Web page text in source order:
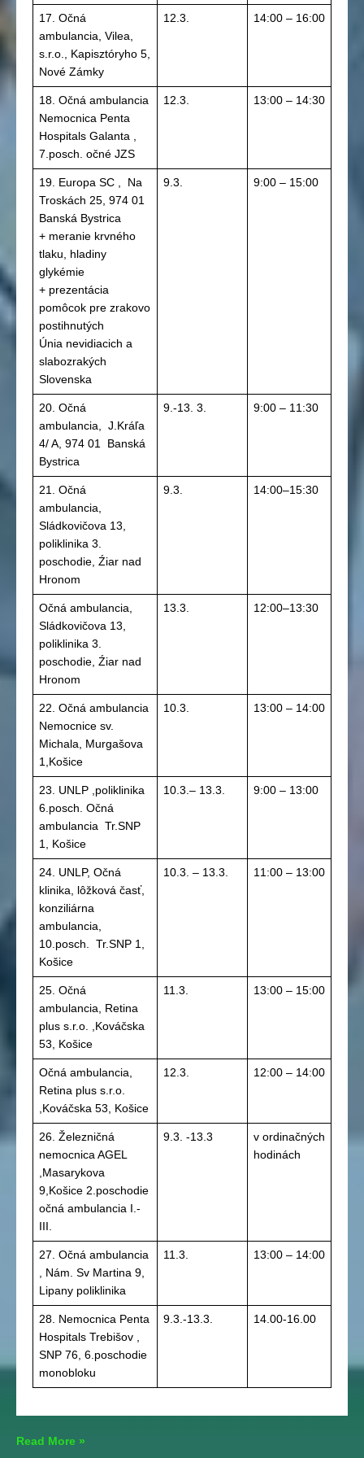
17. Očná
ambulancia, Vilea,
s.r.o., Kapisztóryho 5,
Nové Zámky
12.3. 14:00 – 16:00
18. Očná ambulancia
Nemocnica Penta
Hospitals Galanta ,
7.posch. očné JZS
12.3. 13:00 – 14:30
19. Europa SC , Na
Troskách 25, 974 01
Banská Bystrica
+ meranie krvného
tlaku, hladiny
glykémie
+ prezentácia
pomôcok pre zrakovo
postihnutých
Únia nevidiacich a
slabozrakých
Slovenska
9.3. 9:00 – 15:00
20. Očná
ambulancia, J.Kráľa
4/ A, 974 01 Banská
Bystrica
9.-13. 3. 9:00 – 11:30
21. Očná
ambulancia,
Sládkovičova 13,
poliklinika 3.
poschodie, Źiar nad
Hronom
9.3. 14:00–15:30
Očná ambulancia,
Sládkovičova 13,
poliklinika 3.
poschodie, Źiar nad
Hronom
13.3. 12:00–13:30
22. Očná ambulancia
Nemocnice sv.
Michala, Murgašova
1,Košice
10.3. 13:00 – 14:00
23. UNLP ,poliklinika
6.posch. Očná
ambulancia Tr.SNP
1, Košice
10.3.– 13.3. 9:00 – 13:00
24. UNLP, Očná
klinika, lôžková časť,
konziliárna
ambulancia,
10.posch. Tr.SNP 1,
Košice
10.3. – 13.3. 11:00 – 13:00
25. Očná
ambulancia, Retina
plus s.r.o. ,Kováčska
53, Košice
11.3. 13:00 – 15:00
Očná ambulancia,
Retina plus s.r.o.
,Kováčska 53, Košice
12.3. 12:00 – 14:00
26. Železničná
nemocnica AGEL
,Masarykova
9,Košice 2.poschodie
očná ambulancia I.-
III.
9.3. -13.3
v ordinačných
hodinách
27. Očná ambulancia
, Nám. Sv Martina 9,
Lipany poliklinika
11.3. 13:00 – 14:00
28. Nemocnica Penta
Hospitals Trebišov ,
SNP 76, 6.poschodie
monobloku
9.3.-13.3. 14.00-16.00
Svetový
Read More »